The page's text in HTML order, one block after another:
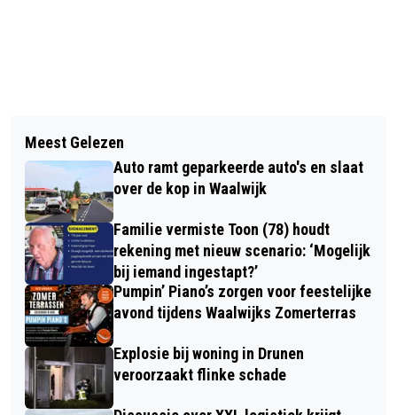
HALVE ZOLEN FESTIVAL IN HET
TEKEN VAN 'CATWOLK'
STICHTING BRABANT MAATJES
WAALWIJK ORGANISEERT GRATIS
SPELLETJESAVOND OP DINSDAG 5
MAART
Meest Gelezen
Auto ramt geparkeerde auto's en slaat
over de kop in Waalwijk
Familie vermiste Toon (78) houdt
rekening met nieuw scenario: ‘Mogelijk
bij iemand ingestapt?’
Pumpin’ Piano’s zorgen voor feestelijke
avond tijdens Waalwijks Zomerterras
Explosie bij woning in Drunen
veroorzaakt flinke schade